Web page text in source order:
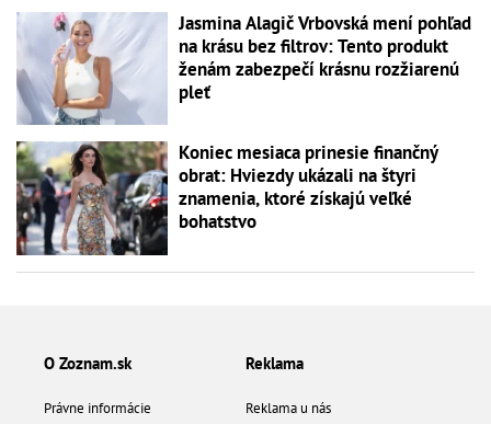
Jasmina Alagič Vrbovská mení pohľad
na krásu bez filtrov: Tento produkt
ženám zabezpečí krásnu rozžiarenú
pleť
Koniec mesiaca prinesie finančný
obrat: Hviezdy ukázali na štyri
znamenia, ktoré získajú veľké
bohatstvo
O Zoznam.sk
Právne informácie
Reklama
Reklama u nás